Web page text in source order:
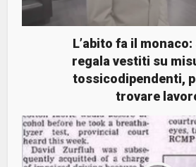
L’abito fa il
regala vestiti su
tossicodipendenti,
trovare